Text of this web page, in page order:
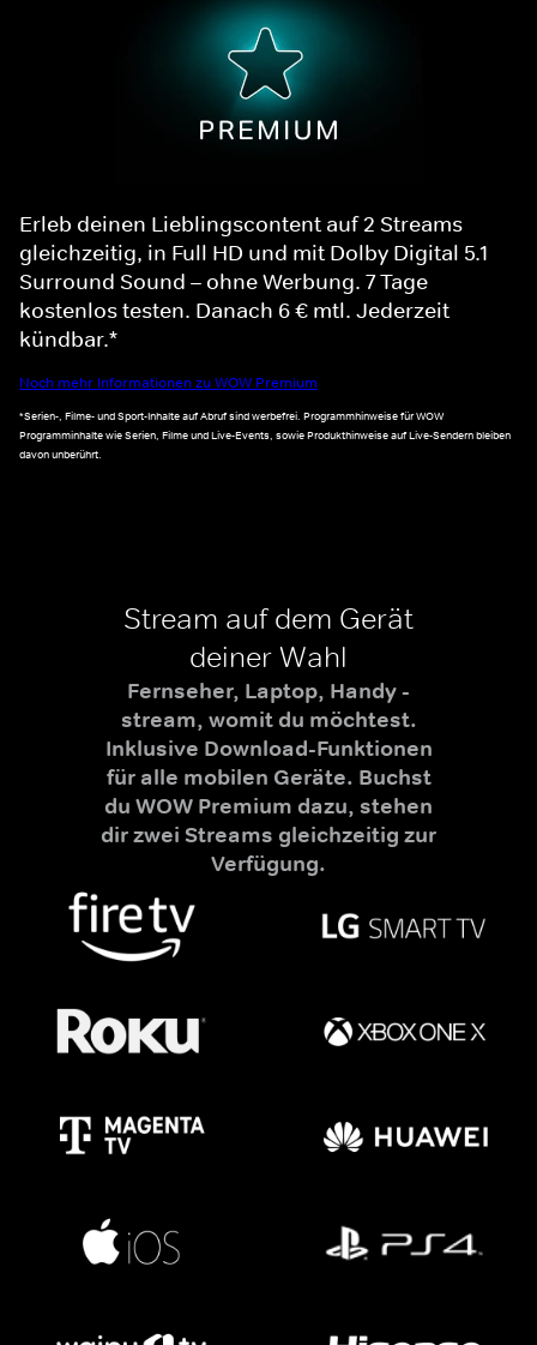
Erleb deinen Lieblingscontent auf 2 Streams
gleichzeitig, in Full HD und mit Dolby Digital 5.1
Surround Sound – ohne Werbung. 7 Tage
kostenlos testen. Danach 6 € mtl. Jederzeit
kündbar.*
Noch mehr Informationen zu WOW Premium
*Serien-, Filme- und Sport-Inhalte auf Abruf sind werbefrei. Programmhinweise für WOW
Programminhalte wie Serien, Filme und Live-Events, sowie Produkthinweise auf Live-Sendern bleiben
davon unberührt.
Stream auf dem Gerät
deiner Wahl
Fernseher, Laptop, Handy -
stream, womit du möchtest.
Inklusive Download-Funktionen
für alle mobilen Geräte. Buchst
du WOW Premium dazu, stehen
dir zwei Streams gleichzeitig zur
Verfügung.